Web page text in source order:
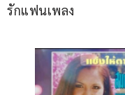
รักแฟนเพลง